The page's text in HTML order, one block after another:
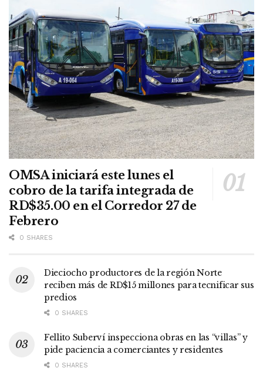
OMSA iniciará este lunes el
cobro de la tarifa integrada de
RD$35.00 en el Corredor 27 de
Febrero
0 SHARES
Dieciocho productores de la región Norte
reciben más de RD$15 millones para tecnificar sus
predios
0 SHARES
Fellito Suberví inspecciona obras en las “villas” y
pide paciencia a comerciantes y residentes
0 SHARES